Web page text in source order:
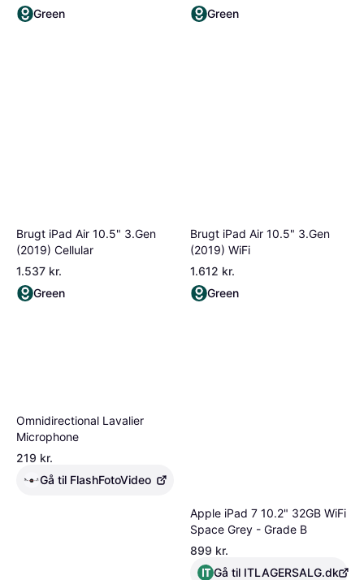
Green
Green
Brugt iPad Air 10.5" 3.Gen
(2019) Cellular
1.537 kr.
Green
Brugt iPad Air 10.5" 3.Gen
(2019) WiFi
1.612 kr.
Green
Omnidirectional Lavalier
Microphone
219 kr.
Gå til FlashFotoVideo
Apple iPad 7 10.2" 32GB WiFi
Space Grey - Grade B
899 kr.
Gå til ITLAGERSALG.dk